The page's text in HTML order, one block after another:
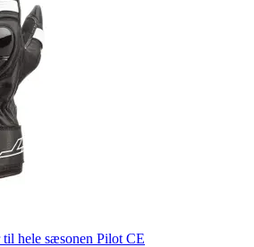
hele sæsonen Pilot CE